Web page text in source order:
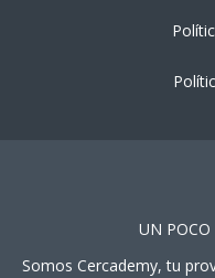
UN POCO
Somos Cercademy, tu